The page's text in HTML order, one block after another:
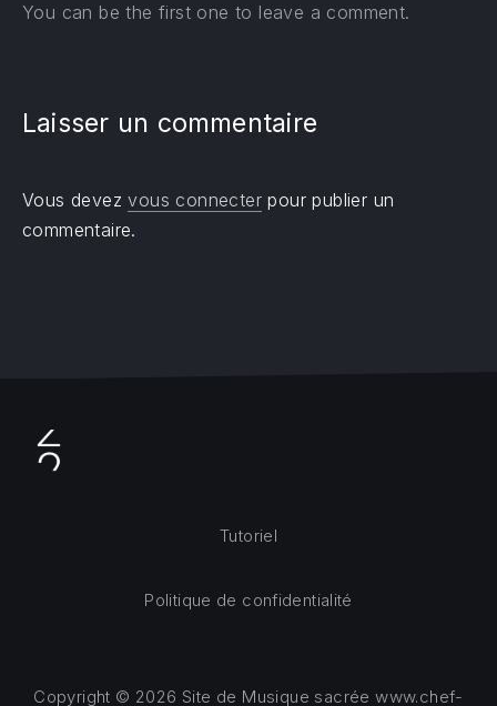
You can be the first one to leave a comment.
Laisser un commentaire
Vous devezvous connecter pour publier un
commentaire.
Copyright © 2026 Site de Musique sacrée www.chef-
Tutoriel
Politique de confidentialité